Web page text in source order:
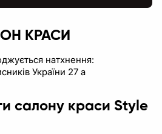
КРАСИ
натхнення:
України 27 а
салону краси Style